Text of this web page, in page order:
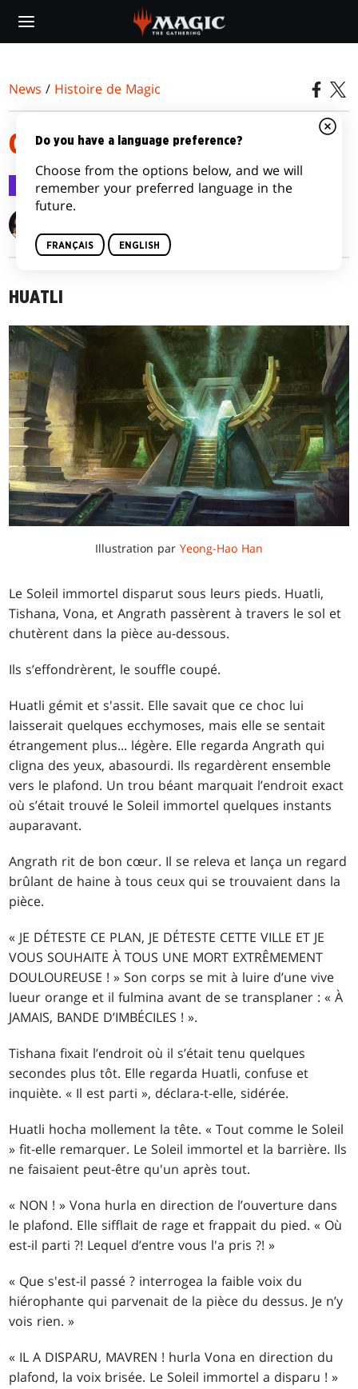
main
News / Histoire de Magic
QUI CONTE LES HISTOIRES
Histoire de Magic 8 févr. 2018
HUATLI
Illustration par Yeong-Hao Han
Le Soleil immortel disparut sous leurs pieds. Huatli,
Tishana, Vona, et Angrath passèrent à travers le sol et
chutèrent dans la pièce au-dessous.
Ils s’effondrèrent, le souffle coupé.
Huatli gémit et s'assit. Elle savait que ce choc lui
laisserait quelques ecchymoses, mais elle se sentait
étrangement plus... légère. Elle regarda Angrath qui
cligna des yeux, abasourdi. Ils regardèrent ensemble
vers le plafond. Un trou béant marquait l’endroit exact
où s’était trouvé le Soleil immortel quelques instants
auparavant.
Angrath rit de bon cœur. Il se releva et lança un regard
brûlant de haine à tous ceux qui se trouvaient dans la
pièce.
« JE DÉTESTE CE PLAN, JE DÉTESTE CETTE VILLE ET JE
VOUS SOUHAITE À TOUS UNE MORT EXTRÊMEMENT
DOULOUREUSE ! » Son corps se mit à luire d’une vive
lueur orange et il fulmina avant de se transplaner : « À
JAMAIS, BANDE D’IMBÉCILES ! ».
Tishana fixait l’endroit où il s’était tenu quelques
secondes plus tôt. Elle regarda Huatli, confuse et
inquiète. « Il est parti », déclara-t-elle, sidérée.
Huatli hocha mollement la tête. « Tout comme le Soleil
» fit-elle remarquer. Le Soleil immortel et la barrière. Ils
ne faisaient peut-être qu'un après tout.
« NON ! » Vona hurla en direction de l’ouverture dans
le plafond. Elle sifflait de rage et frappait du pied. « Où
est-il parti ?! Lequel d’entre vous l'a pris ?! »
« Que s'est-il passé ? interrogea la faible voix du
hiérophante qui parvenait de la pièce du dessus. Je n’y
vois rien. »
« IL A DISPARU, MAVREN ! hurla Vona en direction du
plafond, la voix brisée. Le Soleil immortel a disparu ! »
Do you have a language preference?
Choose from the options below, and we will
remember your preferred language in the
future.
FRANÇAIS ENGLISH